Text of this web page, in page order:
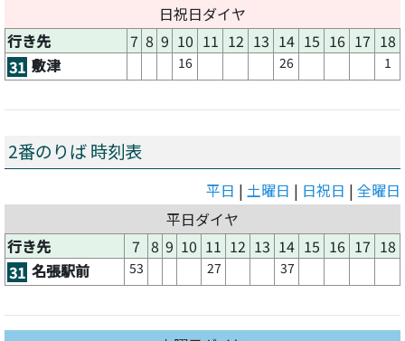
日祝日ダイヤ
行き先
7 8 9 10 11 12 13 14 15 16 17 18
31 敷津 16 26 1
2番のりば 時刻表
平日 | 土曜日 | 日祝日 | 全曜日
平日ダイヤ
行き先
7 8 9 10 11 12 13 14 15 16 17 18
31 名張駅前 53 27 37